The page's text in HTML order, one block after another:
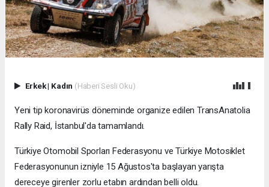
Erkek| Kadın (Haberi Sesli Oku)
Yeni tip koronavirüs döneminde organize edilen TransAnatolia
Rally Raid, İstanbul'da tamamlandı.
Türkiye Otomobil Sporları Federasyonu ve Türkiye Motosiklet
Federasyonunun izniyle 15 Ağustos'ta başlayan yarışta
dereceye girenler zorlu etabın ardından belli oldu.